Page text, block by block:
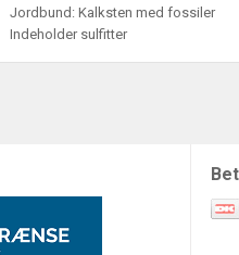
Jordbund: Kalksten med fossiler
Indeholder sulfitter